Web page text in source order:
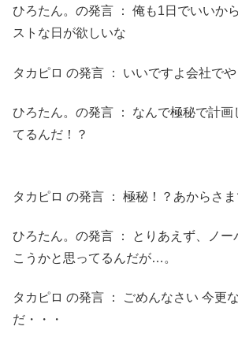
ひろたん。の発言 ： 俺も1日でいいか
ストな日が欲しいな
タカピロ の発言 ： いいですよ会社で
ひろたん。の発言 ： なんで極秘で計画
てるんだ！？
タカピロ の発言 ： 極秘！？あからさ
ひろたん。の発言 ： とりあえず、ノー
こうかと思ってるんだが…。
タカピロ の発言 ： ごめんなさい 今更
だ・・・